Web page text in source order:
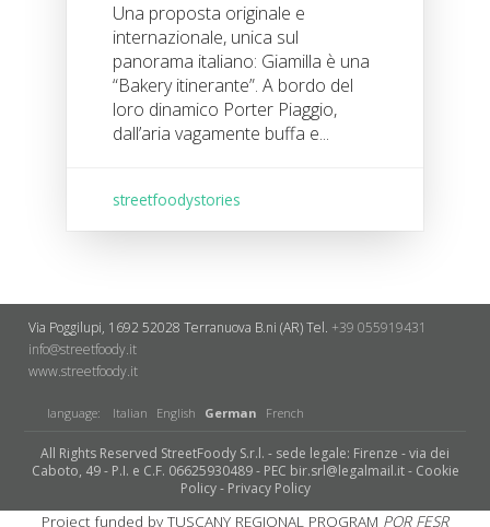
Una proposta originale e
internazionale, unica sul
panorama italiano: Giamilla è una
“Bakery itinerante”. A bordo del
loro dinamico Porter Piaggio,
dall’aria vagamente buffa e...
streetfoodystories
Via Poggilupi, 1692 52028 Terranuova B.ni (AR)Tel. +39 055919431
info@streetfoody.it
www.streetfoody.it
language: Italian English German French
All Rights Reserved StreetFoody S.r.l. - sede legale: Firenze - via dei
Caboto, 49 - P.I. e C.F. 06625930489 - PEC bir.srl@legalmail.it - Cookie
Policy- Privacy Policy
Project funded by TUSCANY REGIONAL PROGRAM POR FESR